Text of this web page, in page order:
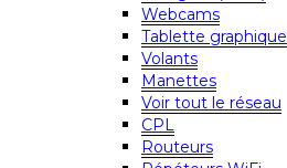
Webcams
Tablette graphique
Volants
Manettes
Voir tout le réseau
CPL
Routeurs